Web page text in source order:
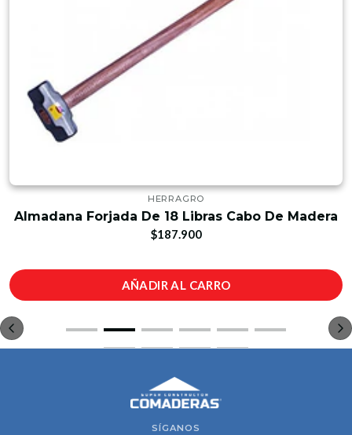
HERRAGRO
Almadana Forjada De 18 Libras Cabo De Madera
$187.900
AÑADIR AL CARRO
SÍGANOS